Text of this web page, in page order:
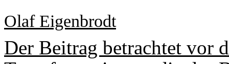
Olaf Eigenbrodt
Der Beitrag betrachtet vor